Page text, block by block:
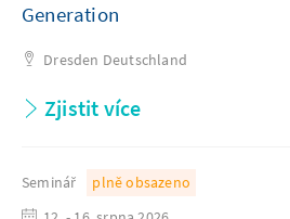
Generation
Dresden Deutschland
Zjistit více
Seminář
plně obsazeno